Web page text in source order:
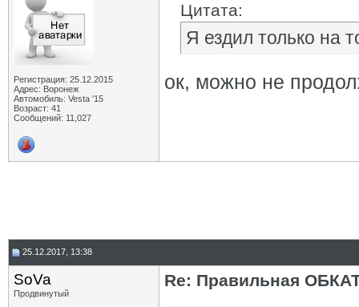
Регистрация: 25.12.2015
Адрес: Воронеж
Автомобиль: Vesta '15
Возраст: 41
Сообщений: 11,027
Цитата:
Я ездил только на
ок, можно не
25.12.2017, 13:38
SoVa
Продвинутый
Re: Правильная